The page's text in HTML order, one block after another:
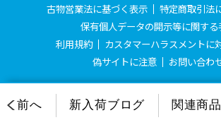
古物営業法に基づく表示
特定商取引法
保有個人データの開示等に関する
利用規約
カスタマーハラスメントに
偽サイトに注意
お問い合わ
© Treasure Factory, All Rights Reserved.
前へ 新入荷ブログ 関連商